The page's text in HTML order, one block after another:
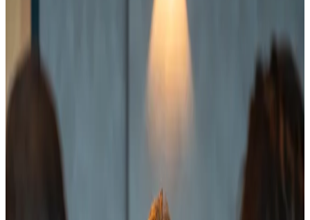
Schritt-für-Schritt-Plan vom Termin zum
Deal
70 % der B2B-Unternehmen verlieren Deals, weil der
Käufer noch nicht kaufbereit ist, aber dennoch
ständig dazu gedrängt wird. Wir trainieren dein Team
Science of Selling und der Challenger-Methode,
damit deine Vertriebsgespräche perfekt zur Phase
des Käufers passen. Indem du zuerst Einsicht und
Entdecke unsere Sales-Training-Programme